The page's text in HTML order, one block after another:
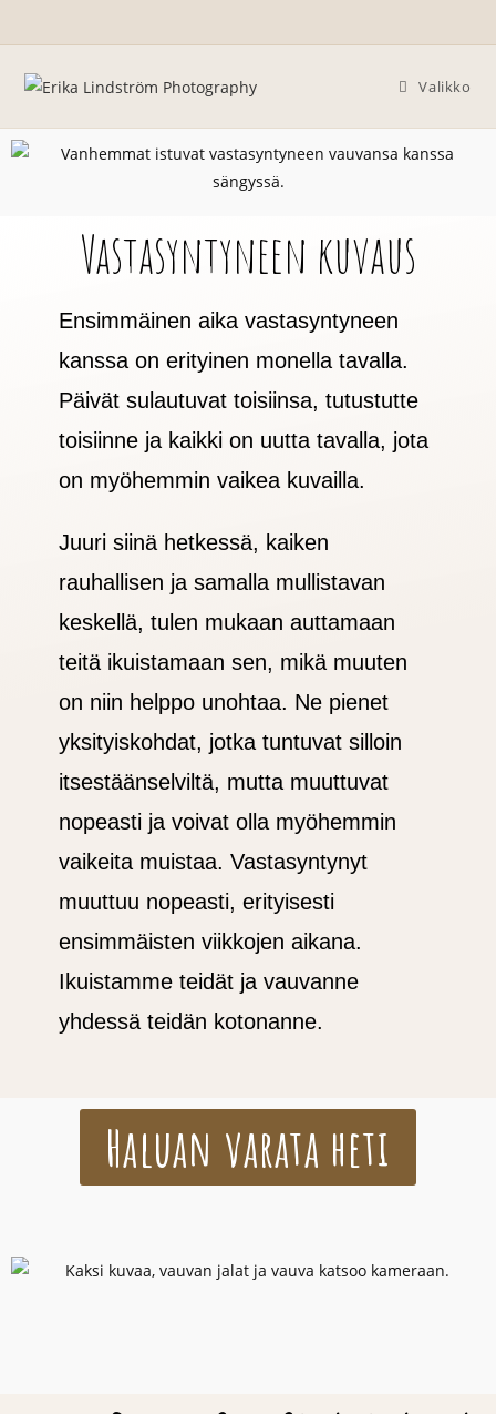
Valikko
Vastasyntyneen kuvaus
Ensimmäinen aika vastasyntyneen
kanssa on erityinen monella tavalla.
Päivät sulautuvat toisiinsa, tutustutte
toisiinne ja kaikki on uutta tavalla, jota
on myöhemmin vaikea kuvailla.
Juuri siinä hetkessä, kaiken
rauhallisen ja samalla mullistavan
keskellä, tulen mukaan auttamaan
teitä ikuistamaan sen, mikä muuten
on niin helppo unohtaa. Ne pienet
yksityiskohdat, jotka tuntuvat silloin
itsestäänselviltä, mutta muuttuvat
nopeasti ja voivat olla myöhemmin
vaikeita muistaa. Vastasyntynyt
muuttuu nopeasti, erityisesti
ensimmäisten viikkojen aikana.
Ikuistamme teidät ja vauvanne
yhdessä teidän kotonanne.
Haluan varata heti